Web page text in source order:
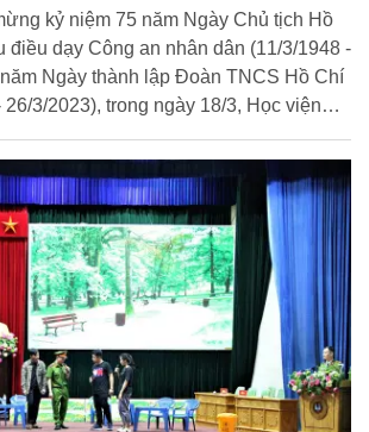
kỷ niệm 75 năm Ngày Chủ tịch Hồ
điều dạy Công an nhân dân (11/3/1948 -
Ngày thành lập Đoàn TNCS Hồ Chí
26/3/2023), trong ngày 18/3, Học viện
3 biên giới - Biên cương Tổ quốc tôi”
tỉnh Sơn La.